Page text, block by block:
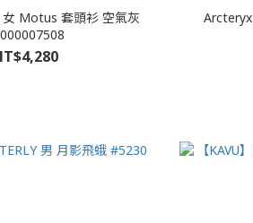
Motus 套頭衫 空氣灰